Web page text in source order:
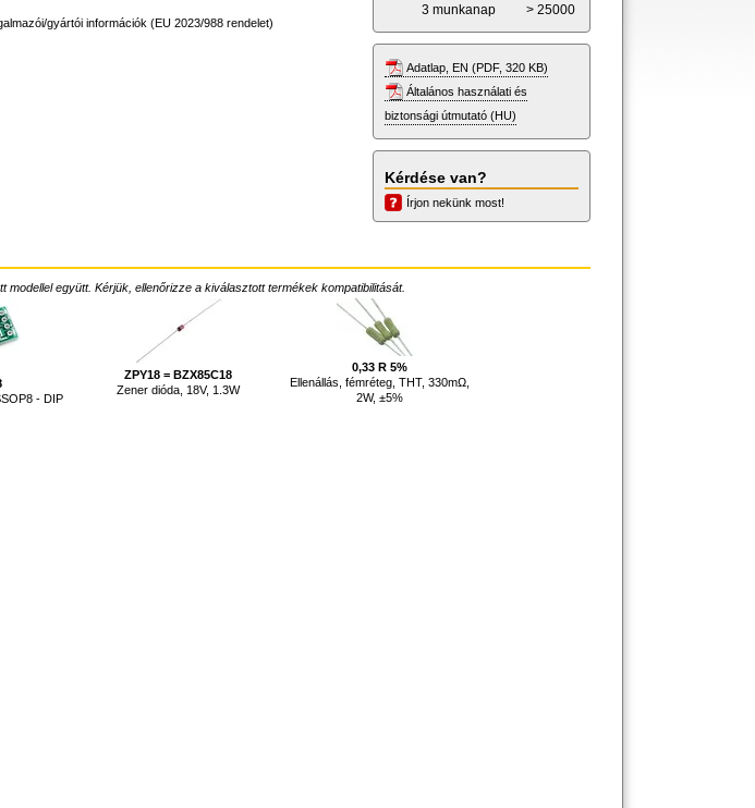
gyártói információk (EU 2023/988 rendelet)
3 munkanap
> 25000
Adatlap, EN (PDF, 320 KB)
Általános használati és
biztonsági útmutató (HU)
Kérdése van?
Írjon nekünk most!
együtt. Kérjük, ellenőrizze a kiválasztott termékek kompatibilitását.
- DIP
ZPY18 = BZX85C18
Zener dióda, 18V, 1.3W
0,33 R 5%
Ellenállás, fémréteg, THT, 330mΩ,
2W, ±5%